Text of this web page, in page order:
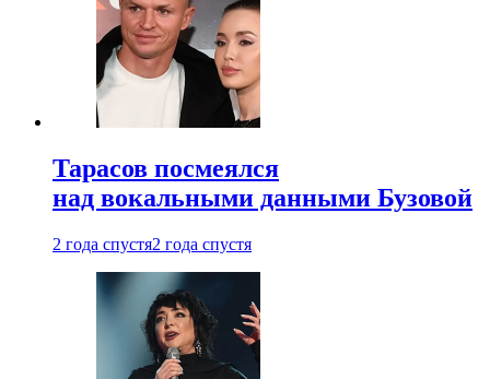
Тарасов посмеялся
над вокальными данными Бузовой
2 года спустя2 года спустя